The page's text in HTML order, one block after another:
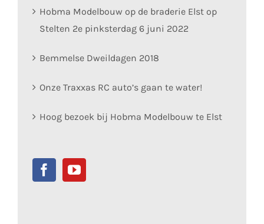
Hobma Modelbouw op de braderie Elst op
Stelten 2e pinksterdag 6 juni 2022
Bemmelse Dweildagen 2018
Onze Traxxas RC auto’s gaan te water!
Hoog bezoek bij Hobma Modelbouw te Elst